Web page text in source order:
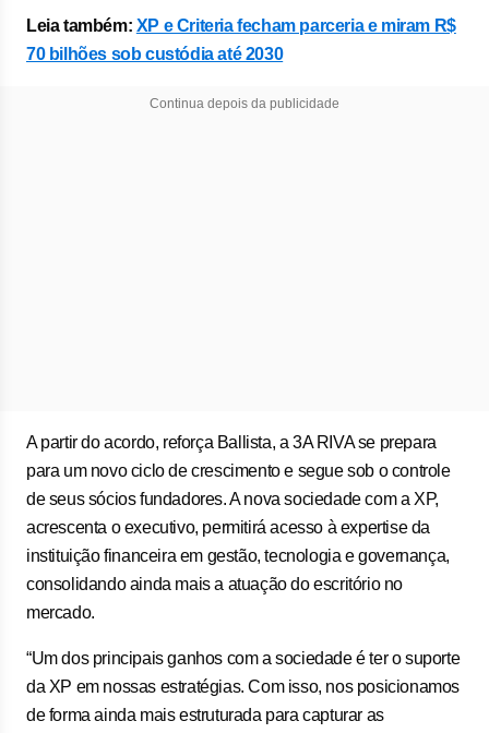
Leia também: XP e Criteria fecham parceria e miram R$
70 bilhões sob custódia até 2030
Continua depois da publicidade
A partir do acordo, reforça Ballista, a 3A RIVA se prepara
para um novo ciclo de crescimento e segue sob o controle
de seus sócios fundadores. A nova sociedade com a XP,
acrescenta o executivo, permitirá acesso à expertise da
instituição financeira em gestão, tecnologia e governança,
consolidando ainda mais a atuação do escritório no
mercado.
“Um dos principais ganhos com a sociedade é ter o suporte
da XP em nossas estratégias. Com isso, nos posicionamos
de forma ainda mais estruturada para capturar as